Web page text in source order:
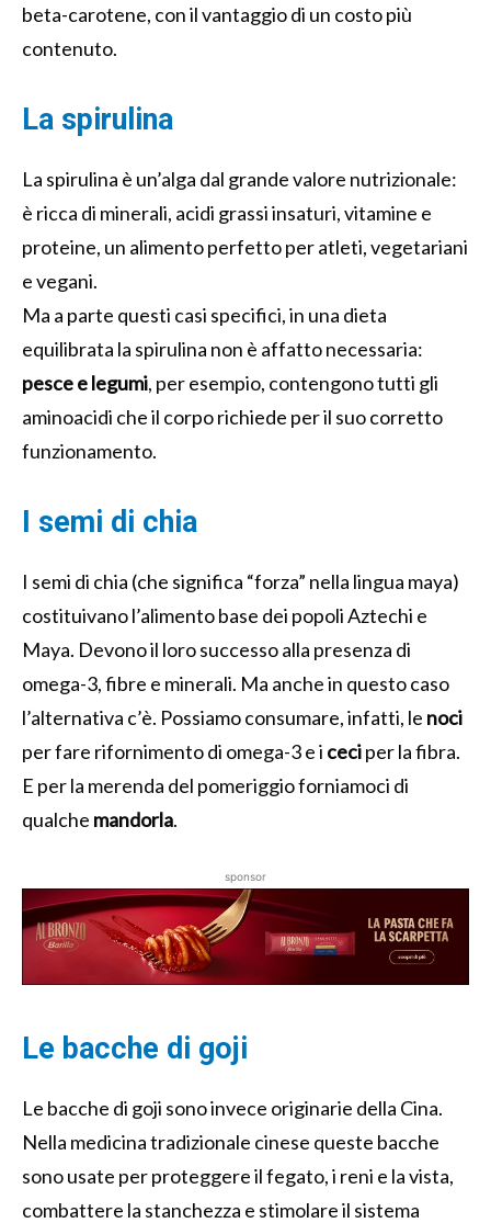
beta-carotene, con il vantaggio di un costo più
contenuto.
La spirulina
La spirulina è un’alga dal grande valore nutrizionale:
è ricca di minerali, acidi grassi insaturi, vitamine e
proteine, un alimento perfetto per atleti, vegetariani
e vegani.
Ma a parte questi casi specifici, in una dieta
equilibrata la spirulina non è affatto necessaria:
pesce e legumi, per esempio, contengono tutti gli
aminoacidi che il corpo richiede per il suo corretto
funzionamento.
I semi di chia
I semi di chia (che significa “forza” nella lingua maya)
costituivano l’alimento base dei popoli Aztechi e
Maya. Devono il loro successo alla presenza di
omega-3, fibre e minerali. Ma anche in questo caso
l’alternativa c’è. Possiamo consumare, infatti, le noci
per fare rifornimento di omega-3 e i ceciper la fibra.
E per la merenda del pomeriggio forniamoci di
qualche mandorla.
sponsor
Le bacche di goji
Le bacche di goji sono invece originarie della Cina.
Nella medicina tradizionale cinese queste bacche
sono usate per proteggere il fegato, i reni e la vista,
combattere la stanchezza e stimolare il sistema